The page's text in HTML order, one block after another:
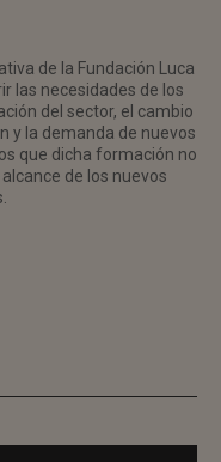
de la Fundación Luca
las necesidades de los
del sector, el cambio
y la demanda de nuevos
que dicha formación no
de los nuevos